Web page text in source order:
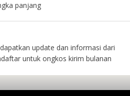
panjang
update dan informasi dari
untuk ongkos kirim bulanan